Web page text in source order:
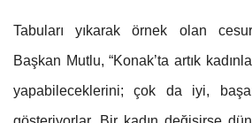
Tabuları yıkarak örnek olan
Başkan Mutlu, “Konak’ta artık
yapabileceklerini; çok da iyi,